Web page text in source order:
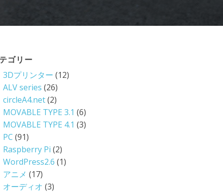
ゴリー
3Dプリンター (12)
ALV series (26)
circleA4.net(2)
MOVABLE TYPE 3.1 (6)
MOVABLE TYPE 4.1 (3)
PC (91)
Raspberry Pi (2)
WordPress2.6 (1)
アニメ (17)
オーディオ (3)